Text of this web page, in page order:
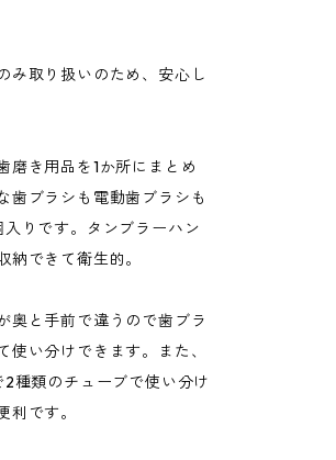
み取り扱いのため、安心し
磨き用品を1か所にまとめ
歯ブラシも電動歯ブラシも
りです。タンブラーハン
できて衛生的。
奥と手前で違うので歯ブラ
い分けできます。また、
種類のチューブで使い分け
です。